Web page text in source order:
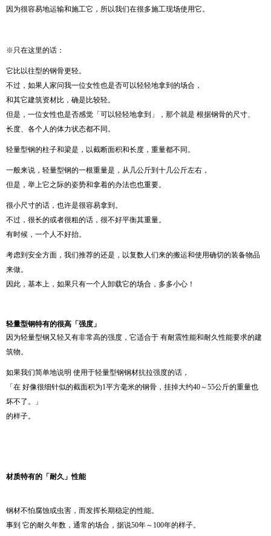
因为很容易地运输和施工它，所以我们在很多施工现场使用它。
※只在这里的话：
它比以往型的钢骨更轻。
不过，如果人家问我一位女性也是否可以轻轻地拿到的场合，
和其它建筑资材比，确是比较轻。
但是，一位女性也是否感觉「可以轻轻地拿到」，那个就是 根据钢骨的尺寸、
长度、各个人的体力状态都不同。
轻量型钢的柱子和梁是，以截断面积和长度，重量都不同。
一般来说，轻量型钢的一根重量是，从几公斤到十几公斤左右，
但是，举上它之际的姿势和拿着的办法也也重要。
很小尺寸的话，也许是很容易拿到。
不过，很长的或者很粗的话，很不好平衡其重量。
有时候，一个人不好抬。
考虑到安全方面，我们推荐的还是，以复数人们来的搬运和使用确切的装备物品
来做。
因此，基本上，如果只有一个人卸载它的场合，多多小心！
轻量型钢特有的很高 「 强度 」
因为轻量型钢又轻又有非常高的强度，它适合于 有耐震性能和耐久性能要求的建
筑物。
如果我们简单地说明 使用于轻量型钢钢材抗拉强度的话，
「在 好像很细针似的截面积为1平方毫米的钢骨，挂掉大约40～55公斤的重量也
坏不了。」
的样子。
材质特有的 「 耐久 」性能
钢材不怕腐蚀或虫害，而发挥长期稳定的性能。
事到 它的耐久年数，通常的场合，据说50年～100年的样子。